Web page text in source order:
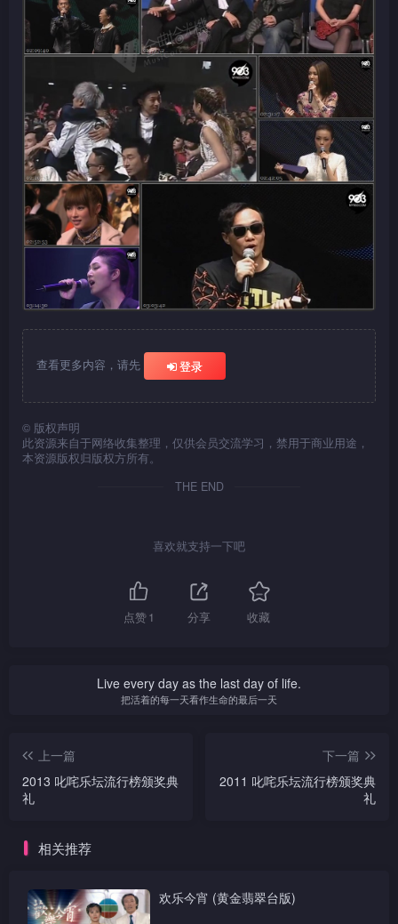
查看更多内容，请先 登录
© 版权声明
此资源来自于网络收集整理，仅供会员交流学习，禁用于商业用途，
本资源版权归版权方所有。
THE END
喜欢就支持一下吧
点赞1 分享 收藏
Live every day as the last day of life.
把活着的每一天看作生命的最后一天
上一篇
2013 叱咤乐坛流行榜颁奖典
礼
下一篇
2011 叱咤乐坛流行榜颁奖典
礼
相关推荐
欢乐今宵 (黄金翡翠台版)